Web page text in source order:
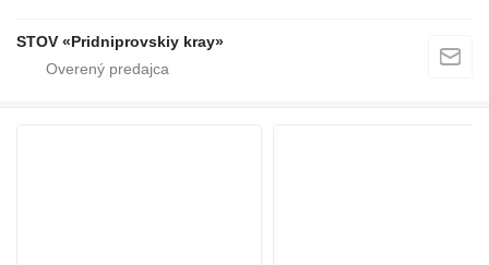
STOV «Pridniprovskiy kray»